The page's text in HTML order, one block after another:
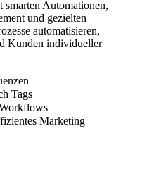
smarten Automationen,
und gezielten
automatisieren,
Kunden individueller
Tags
Marketing